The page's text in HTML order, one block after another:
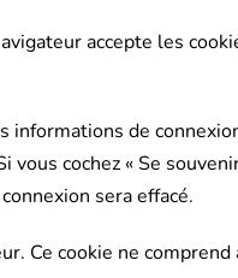
accepte les
de
vous cochez « Se
sera effacé.
Ce cookie ne